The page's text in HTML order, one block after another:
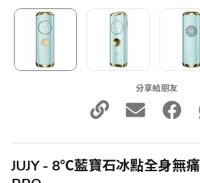
分享給朋友
JUJY - 8℃藍寶石冰點全身無